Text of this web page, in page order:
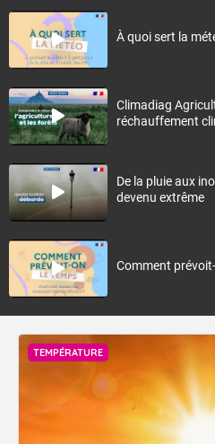
À quoi sert la
Climadiag
réchauffement
De la pluie aux
devenu extrême
Comment
TEMPÉRATURE